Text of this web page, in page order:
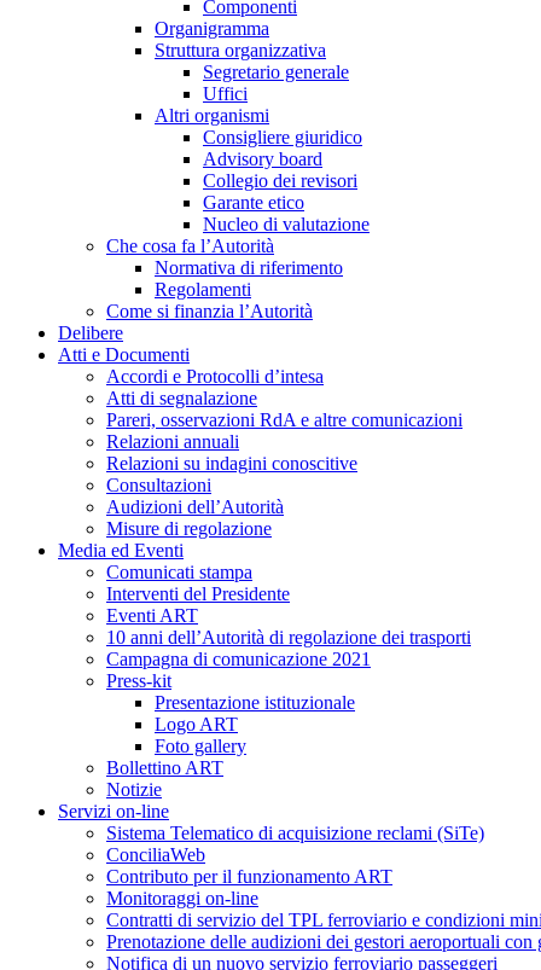
Componenti
Organigramma
Struttura organizzativa
Segretario generale
Uffici
Altri organismi
Consigliere giuridico
Advisory board
Collegio dei revisori
Garante etico
Nucleo di valutazione
Che cosa fa l’Autorità
Normativa di riferimento
Regolamenti
Come si finanzia l’Autorità
Delibere
Atti e Documenti
Accordi e Protocolli d’intesa
Atti di segnalazione
Pareri, osservazioni RdA e altre comunicazioni
Relazioni annuali
Relazioni su indagini conoscitive
Consultazioni
Audizioni dell’Autorità
Misure di regolazione
Media ed Eventi
Comunicati stampa
Interventi del Presidente
Eventi ART
10 anni dell’Autorità di regolazione dei trasporti
Campagna di comunicazione 2021
Press-kit
Presentazione istituzionale
Logo ART
Foto gallery
Bollettino ART
Notizie
Servizi on-line
Sistema Telematico di acquisizione reclami (SiTe)
ConciliaWeb
Contributo per il funzionamento ART
Monitoraggi on-line
Contratti di servizio del TPL ferroviario e condizioni
Prenotazione delle audizioni dei gestori aeroportuali con
Notifica di un nuovo servizio ferroviario passeggeri